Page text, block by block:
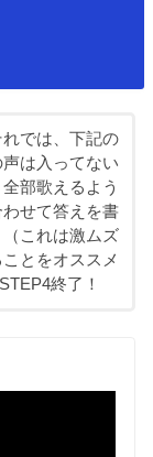
では、下記の
は入ってない
部歌えるよう
せて答えを書
これは激ムズ
とをオススメ
終了！